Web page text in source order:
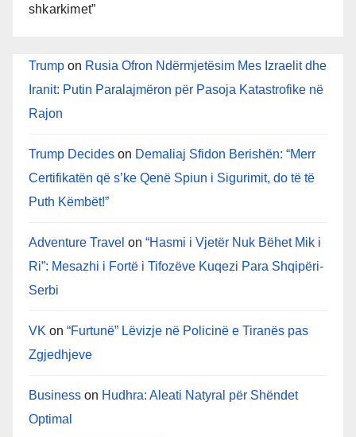
shkarkimet”
Trump on Rusia Ofron Ndërmjetësim Mes Izraelit dhe
Iranit: Putin Paralajmëron për Pasoja Katastrofike në
Rajon
Trump Decides on Demaliaj Sfidon Berishën: “Merr
Certifikatën që s’ke Qenë Spiun i Sigurimit, do të të
Puth Këmbët!”
Adventure Travel on “Hasmi i Vjetër Nuk Bëhet Mik i
Ri”: Mesazhi i Fortë i Tifozëve Kuqezi Para Shqipëri-
Serbi
VK on “Furtunë” Lëvizje në Policinë e Tiranës pas
Zgjedhjeve
Business on Hudhra: Aleati Natyral për Shëndet
Optimal